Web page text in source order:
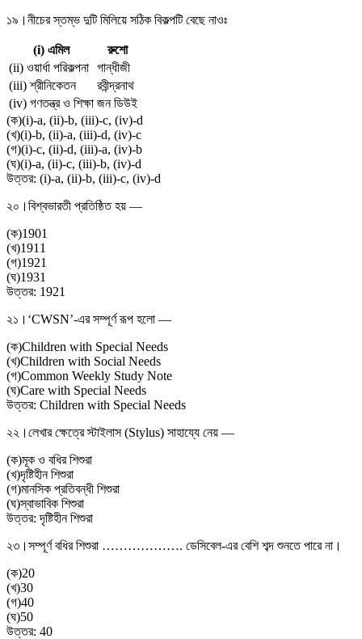
১৯। নীচের স্তম্ভ দুটি মিলিয়ে সঠিক বিকল্পটি বেছে নাওঃ
(i) এমিল
রুশো
(ii) ওয়ার্ধা পরিকল্পনা গান্ধীজী
(iii) শ্রীনিকেতন
রবীন্দ্রনাথ
(iv) গণতন্ত্র ও শিক্ষা জন ডিউই
(ক)(i)-a, (ii)-b, (iii)-c, (iv)-d
(খ)(i)-b, (ii)-a, (iii)-d, (iv)-c
(গ)(i)-c, (ii)-d, (iii)-a, (iv)-b
(ঘ)(i)-a, (ii)-c, (iii)-b, (iv)-d
উত্তর: (i)-a, (ii)-b, (iii)-c, (iv)-d
২০। বিশ্বভারতী প্রতিষ্ঠিত হয় —
(ক)1901
(খ)1911
(গ)1921
(ঘ)1931
উত্তর: 1921
২১। ‘CWSN’-এর সম্পূর্ণ রূপ হলো —
(ক)Children with Special Needs
(খ)Children with Social Needs
(গ)Common Weekly Study Note
(ঘ)Care with Special Needs
উত্তর: Children with Special Needs
২২। লেখার ক্ষেত্রে স্টাইলাস (Stylus) সাহায্যে নেয় —
(ক)মূক ও বধির শিশুরা
(খ)দৃষ্টিহীন শিশুরা
(গ)মানসিক প্রতিবন্ধী শিশুরা
(ঘ)স্বাভাবিক শিশুরা
উত্তর:দৃষ্টিহীন শিশুরা
২৩। সম্পূর্ণ বধির শিশুরা ………………. ডেসিবেল-এর বেশি শব্দ শুনতে পারে না।
(ক)20
(খ)30
(গ)40
(ঘ)50
উত্তর: 40